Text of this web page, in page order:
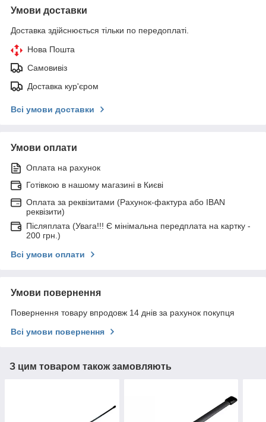
Умови доставки
Доставка здійснюється тільки по передоплаті.
Нова Пошта
Самовивіз
Доставка кур'єром
Всі умови доставки
Умови оплати
Оплата на рахунок
Готівкою в нашому магазині в Києві
Оплата за реквізитами (Рахунок-фактура або IBAN
реквізити)
Післяплата (Увага!!! Є мінімальна передплата на картку -
200 грн.)
Всі умови оплати
Умови повернення
Повернення товару впродовж 14 днів за рахунок покупця
Всі умови повернення
З цим товаром також замовляють